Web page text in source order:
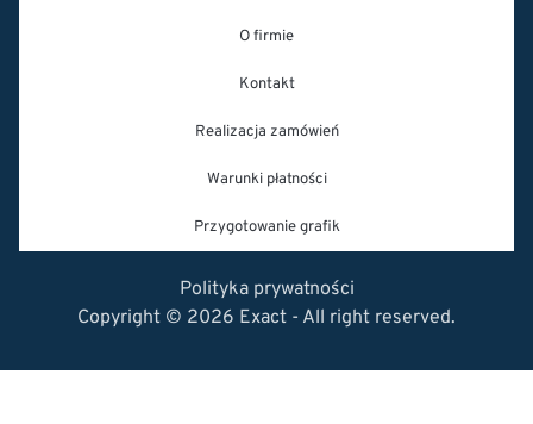
O firmie
Kontakt
Realizacja zamówień
Warunki płatności
Przygotowanie grafik
Polityka prywatności
Copyright © 2026 Exact - All right reserved.